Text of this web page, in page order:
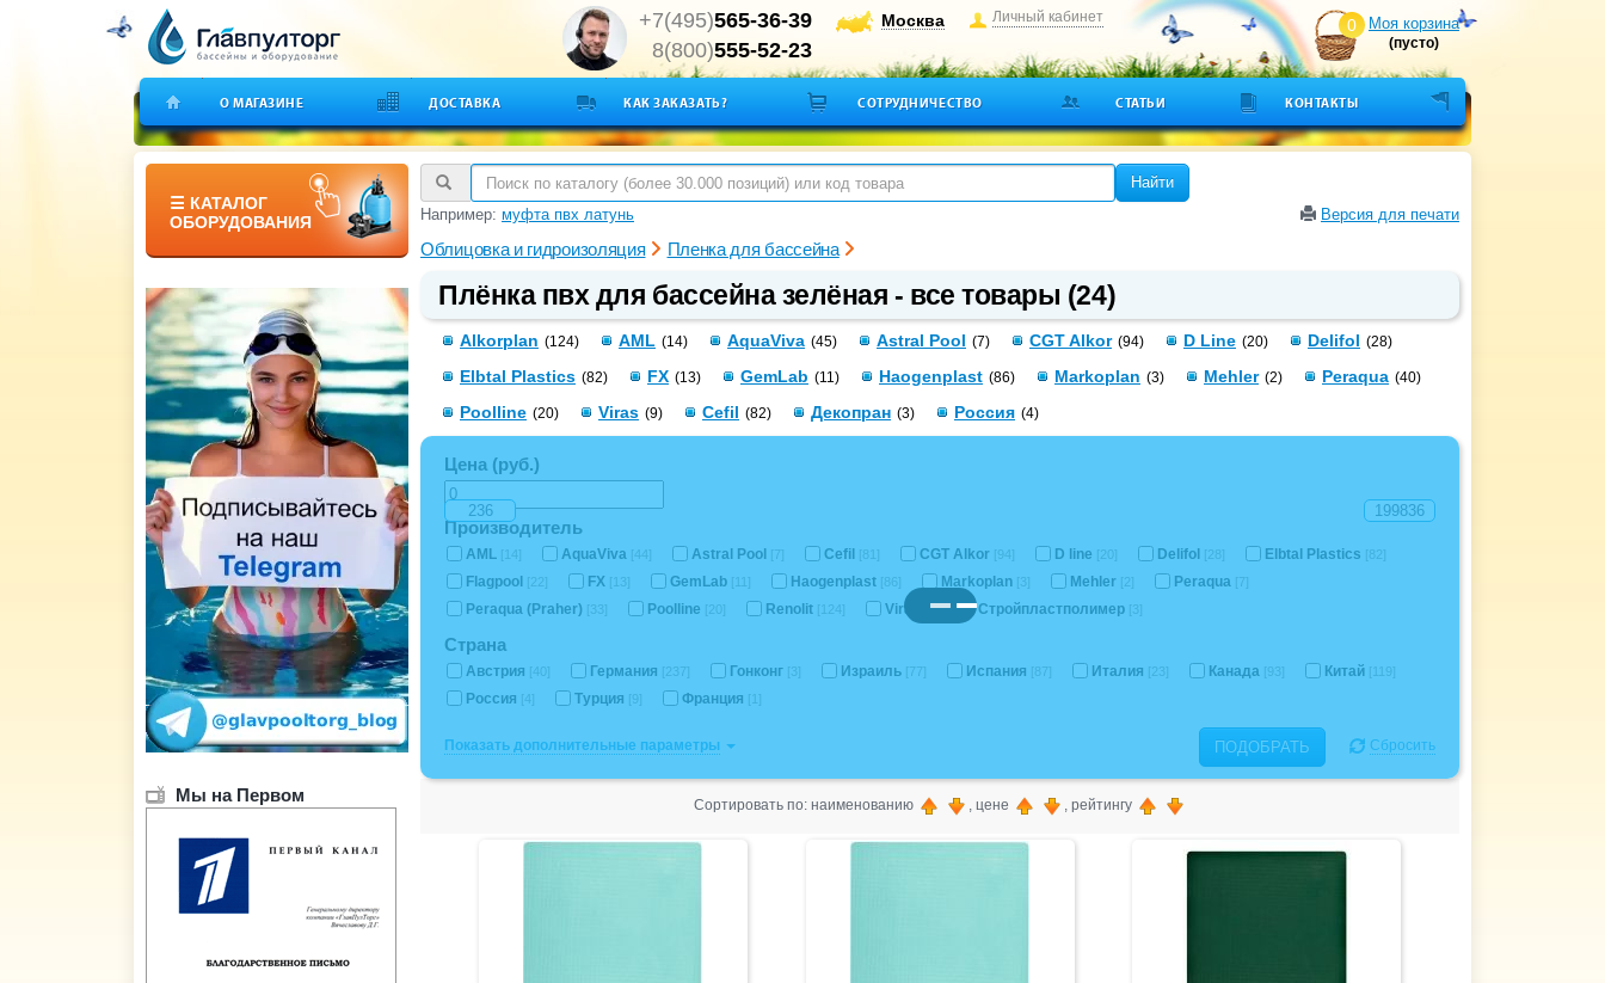
+7(495)565-36-39
8(800)555-52-23
Москва Личный кабинет 0 Моя корзина
(пусто)
О МАГАЗИНЕ ДОСТАВКА КАК ЗАКАЗАТЬ? СОТРУДНИЧЕСТВО СТАТЬИ КОНТАКТЫ
☰ КАТАЛОГ
ОБОРУДОВАНИЯ
Мы на Первом
Найти
Например: муфта пвх латунь Версия для печати
Облицовка и гидроизоляция Пленка для бассейна
Плёнка пвх для бассейна зелёная - все товары (24)
Alkorplan (124) AML (14) AquaViva (45) Astral Pool (7) CGT Alkor (94) D Line (20) Delifol (28)
Elbtal Plastics (82) FX (13) GemLab (11) Haogenplast (86) Markoplan (3) Mehler (2) Peraqua (40)
Poolline (20) Viras (9) Cefil (82) Декопран (3) Россия (4)
Цена (руб.)
Производитель
AML AquaViva Astral Pool [7] Cefil [81] CGT Alkor [94] D line [20] Delifol [28] Elbtal Plastics [82]
Flagpool [22] FX [13] GemLab Haogenplast [86] Markoplan [3] Mehler [2] Peraqua [7]
Peraqua (Praher) [33] Poolline [20] Renolit [124] Viras [9] Стройпластполимер [3]
Страна
Австрия [40] Германия [237] Гонконг [3] Израиль [77] Испания [87] Италия [23] Канада [93] Китай [119]
Россия Турция [9] Франция
Показать дополнительные параметры Сбросить
ПОДОБРАТЬ
Сортировать по: наименованию , цене , рейтингу